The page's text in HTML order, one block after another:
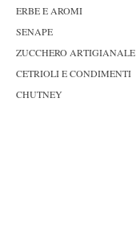
ERBE E AROMI
SENAPE
ZUCCHERO ARTIGIANALE
CETRIOLI E CONDIMENTI
CHUTNEY